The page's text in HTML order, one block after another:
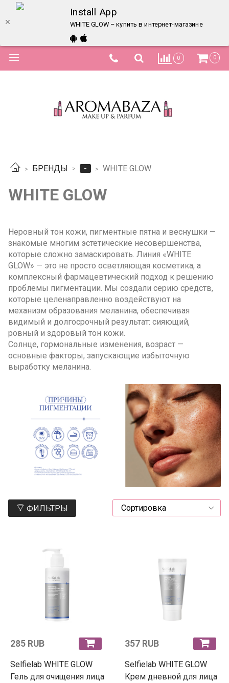
Install App
WHITE GLOW – купить в интернет-магазине по
0 0
БРЕНДЫ - WHITE GLOW
WHITE GLOW
Неровный тон кожи, пигментные пятна и веснушки —
знакомые многим эстетические несовершенства,
которые сложно замаскировать. Линия «WHITE
GLOW» — это не просто осветляющая косметика, а
комплексный фармацевтический подход к решению
проблемы пигментации. Мы создали серию средств,
которые целенаправленно воздействуют на
механизм образования меланина, обеспечивая
видимый и долгосрочный результат: сияющий,
ровный и здоровый тон кожи.
Солнце, гормональные изменения, возраст —
основные факторы, запускающие избыточную
выработку меланина.
ФИЛЬТРЫ
285 RUB
Selfielab WHITE GLOW
Гель для очищения лица
357 RUB
Selfielab WHITE GLOW
Крем дневной для лица